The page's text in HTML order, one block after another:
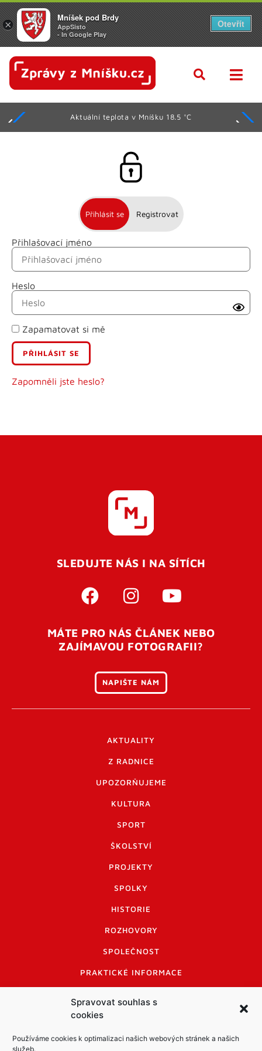
Spravovat souhlas s
cookies
Používáme cookies k optimalizaci našich webových stránek a našich
služeb.
Aktuální teplota v Mníšku 18.5 °C
Přihlásit se Registrovat
Přihlašovací jméno
Heslo
Zapamatovat si mě
Zapomněli jste heslo?
Jméno
Příjmení
E-mail
Uživatelské jméno
Pro úspěšné dokončení registrace je potřeba
vaší e-mailovouadresu. Po úspěšném odeslání
otevření tohoto odkazu se váš účet ověří a můžete se
přihlásit. Nezapomeňte zkontrolovat složku SPAM ve
SLEDUJTE NÁS I NA SÍTÍCH
MÁTE PRO NÁS ČLÁNEK NEBO
ZAJÍMAVOU FOTOGRAFII?
NAPIŠTE NÁM
AKTUALITY
Z RADNICE
UPOZORŇUJEME
KULTURA
SPORT
ŠKOLSTVÍ
PROJEKTY
SPOLKY
HISTORIE
ROZHOVORY
SPOLEČNOST
PRAKTICKÉ INFORMACE
INFORMACE A KODEX DISKUTUJÍCÍCH
LOGO A LOGO MANUÁL
×
Mníšek pod Brdy
AppSisto
- In Google Play
Otevřít